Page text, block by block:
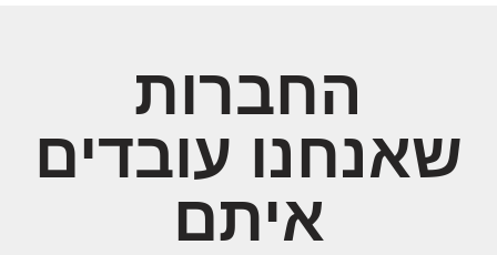
החברות
שאנחנו עובדים
איתם